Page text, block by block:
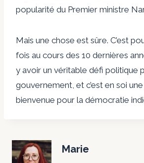
popularité du Premier ministre
Mais une chose est sûre. C’est
fois au cours des 10 dernières
y avoir un véritable défi politique
gouvernement, et c’est en soi
bienvenue pour la démocratie
Marie